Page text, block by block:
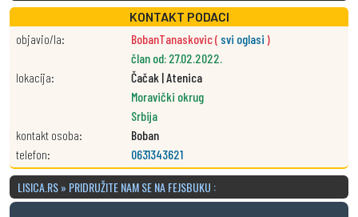
KONTAKT PODACI
objavio/la:
BobanTanaskovic ( svi oglasi )
član od: 27.02.2022.
lokacija:
Čačak | Atenica
Moravički okrug
Srbija
kontakt osoba:
Boban
telefon:
0631343621
LISICA.RS » PRIDRUŽITE NAM SE NA FEJSBUKU :